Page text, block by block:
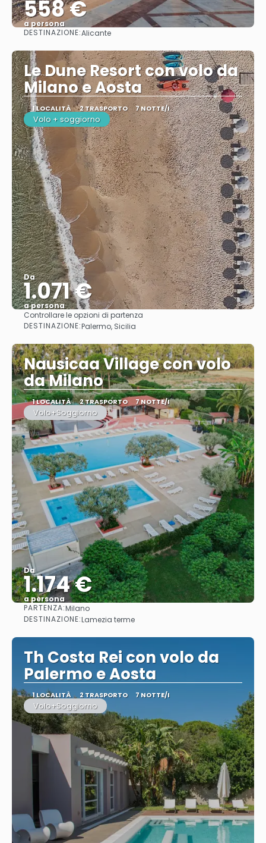
558 €
a persona
DESTINAZIONE:Alicante
Le Dune Resort con volo da
Milano e Aosta
1 LOCALITÀ 2 TRASPORTO 7 NOTTE/I
Volo + soggiorno
Da
1.071 €
a persona
Vedere
Controllare le opzioni di partenza
DESTINAZIONE:Palermo, Sicilia
Nausicaa Village con volo
da Milano
1 LOCALITÀ 2 TRASPORTO 7 NOTTE/I
Volo+Soggiorno
Da
1.174 €
a persona
PARTENZA:Milano
DESTINAZIONE:Lamezia terme
Th Costa Rei con volo da
Palermo e Aosta
1 LOCALITÀ 2 TRASPORTO 7 NOTTE/I
Volo+Soggiorno